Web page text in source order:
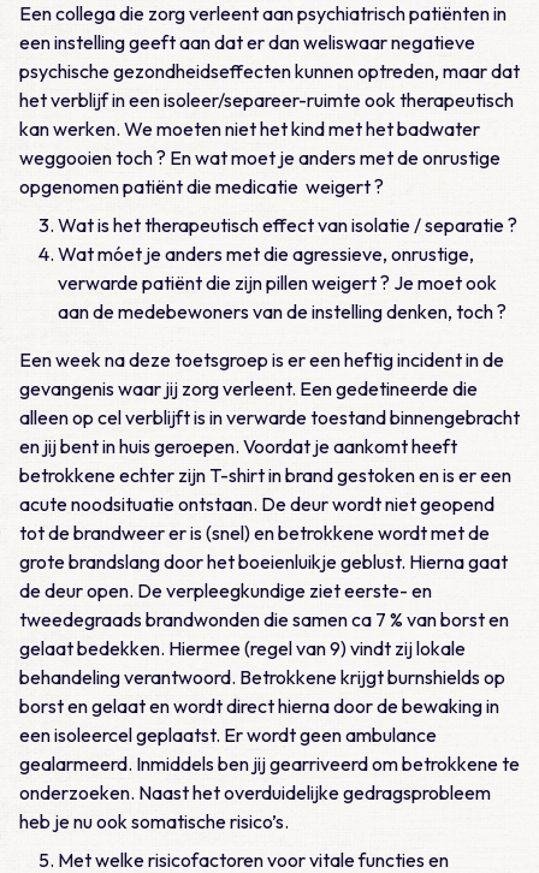
Een collega die zorg verleent aan psychiatrisch patiënten in
een instelling geeft aan dat er dan weliswaar negatieve
psychische gezondheidseffecten kunnen optreden, maar dat
het verblijf in een isoleer/separeer-ruimte ook therapeutisch
kan werken. We moeten niet het kind met het badwater
weggooien toch ? En wat moet je anders met de onrustige
opgenomen patiënt die medicatie weigert ?
Wat is het therapeutisch effect van isolatie / separatie ?
Wat móet je anders met die agressieve, onrustige,
verwarde patiënt die zijn pillen weigert ? Je moet ook
aan de medebewoners van de instelling denken, toch ?
Een week na deze toetsgroep is er een heftig incident in de
gevangenis waar jij zorg verleent. Een gedetineerde die
alleen op cel verblijft is in verwarde toestand binnengebracht
en jij bent in huis geroepen. Voordat je aankomt heeft
betrokkene echter zijn T-shirt in brand gestoken en is er een
acute noodsituatie ontstaan. De deur wordt niet geopend
tot de brandweer er is (snel) en betrokkene wordt met de
grote brandslang door het boeienluikje geblust. Hierna gaat
de deur open. De verpleegkundige ziet eerste- en
tweedegraads brandwonden die samen ca 7 % van borst en
gelaat bedekken. Hiermee (regel van 9) vindt zij lokale
behandeling verantwoord. Betrokkene krijgt burnshields op
borst en gelaat en wordt direct hierna door de bewaking in
een isoleercel geplaatst. Er wordt geen ambulance
gealarmeerd. Inmiddels ben jij gearriveerd om betrokkene te
onderzoeken. Naast het overduidelijke gedragsprobleem
heb je nu ook somatische risico’s.
Met welke risicofactoren voor vitale functies en